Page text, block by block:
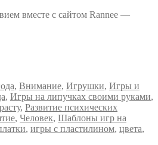
вместе с сайтом Rannee —
, Внимание, Игрушки, Игры и
, Игры на липучках своими руками,
, Развитие психических
, Человек, Шаблоны игр на
, игры с пластилином, цвета,